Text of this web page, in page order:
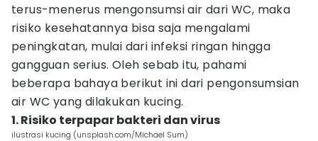
terus-menerus mengonsumsi air dari WC, maka
risiko kesehatannya bisa saja mengalami
peningkatan, mulai dari infeksi ringan hingga
gangguan serius. Oleh sebab itu, pahami
beberapa bahaya berikut ini dari pengonsumsian
air WC yang dilakukan kucing.
1. Risiko terpapar bakteri dan virus
ilustrasi kucing (unsplash.com/Michael Sum)